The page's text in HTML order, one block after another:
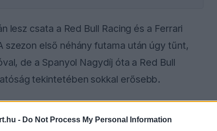
- Do Not Process My Personal Information
lesz csata a Red Bull Racing és a Ferrari
első néhány futama után úgy tűnt,
de a Spanyol Nagydíj óta a Red Bull
tekintetében sokkal erősebb.
on közzétett videójában kifejti.
futamokon kézben tudja tartani a